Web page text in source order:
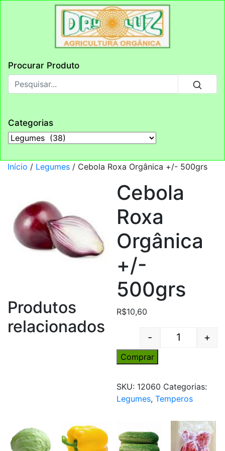
Procurar Produto
Categorias
Início / Legumes / Cebola Roxa Orgânica +/- 500grs
Cebola
Roxa
Orgânica
+/-
500grs
R$10,60
Quantity
- +
Comprar
SKU: 12060 Categorias:
Legumes,Temperos
Produtos
relacionados